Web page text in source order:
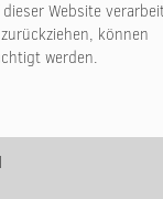
Website
können
werden.